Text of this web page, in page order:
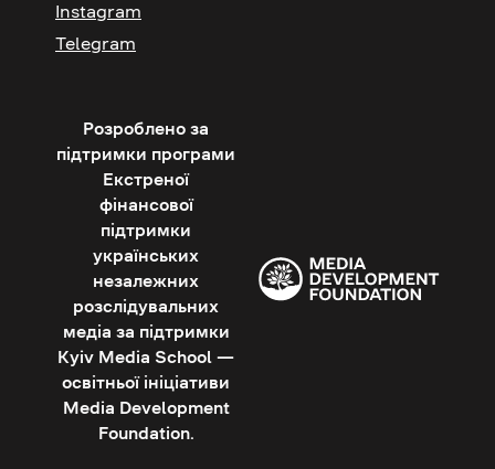
Instagram
Telegram
Розроблено за
підтримки програми
Екстреної
фінансової
підтримки
українських
незалежних
розслідувальних
медіа за підтримки
Kyiv Media School —
освітньої ініціативи
Media Development
Foundation.